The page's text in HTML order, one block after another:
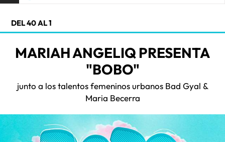
DEL 40 AL 1
MARIAH ANGELIQ PRESENTA
"BOBO"
junto a los talentos femeninos urbanos Bad Gyal &
Maria Becerra